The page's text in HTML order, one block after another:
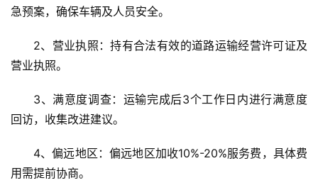
急预案，确保车辆及人员安全。
2、营业执照：持有合法有效的道路运输经营许可证及
营业执照。
3、满意度调查：运输完成后3个工作日内进行满意度
回访，收集改进建议。
4、偏远地区：偏远地区加收10%-20%服务费，具体费
用需提前协商。